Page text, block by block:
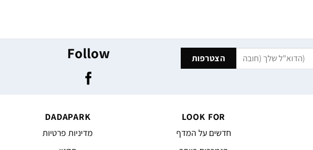
Follow
LOOK FOR
חדשים על המדף
DADAPARK
מדיניות פרטיות